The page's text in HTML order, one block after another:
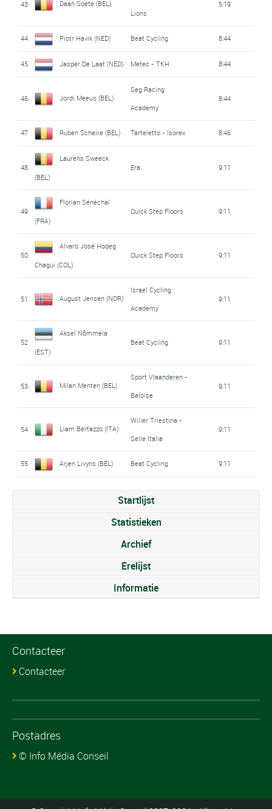
43 Daan Soete (BEL)
Lions
5:19
44 Piotr Havik (NED) Beat Cycling 8:44
45 Jasper De Laat (NED) Metec - TKH 8:44
46 Jordi Meeus (BEL)
Seg Racing
Academy
8:44
47 Ruben Scheire (BEL) Tarteletto - Isorex 8:46
48
Laurens Sweeck
(BEL)
Era 9:11
49
Florian Sénéchal
(FRA)
Quick Step Floors 9:11
50
Alvaro José Hodeg
Chagui (COL)
Quick Step Floors 9:11
51 August Jensen (NOR)
Israel Cycling
Academy
9:11
52
Aksel Nõmmela
(EST)
Beat Cycling 9:11
53 Milan Menten (BEL)
Sport Vlaanderen -
Baloise
9:11
54 Liam Bertazzo (ITA)
Wilier Triestina -
Selle Italia
9:11
55 Arjen Livyns (BEL) Beat Cycling 9:11
Startlijst
Statistieken
Archief
Erelijst
Informatie
Contacteer
Contacteer
Postadres
© Info Média Conseil